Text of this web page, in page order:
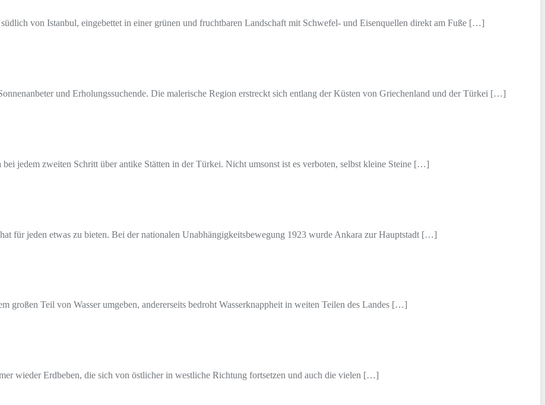
von Istanbul, eingebettet in einer grünen und fruchtbaren Landschaft mit Schwefel- und Eisenquellen direkt am Fuße […]
und Erholungssuchende. Die malerische Region erstreckt sich entlang der Küsten von Griechenland und der Türkei […]
jedem zweiten Schritt über antike Stätten in der Türkei. Nicht umsonst ist es verboten, selbst kleine Steine […]
für jeden etwas zu bieten. Bei der nationalen Unabhängigkeitsbewegung 1923 wurde Ankara zur Hauptstadt […]
großen Teil von Wasser umgeben, andererseits bedroht Wasserknappheit in weiten Teilen des Landes […]
wieder Erdbeben, die sich von östlicher in westliche Richtung fortsetzen und auch die vielen […]